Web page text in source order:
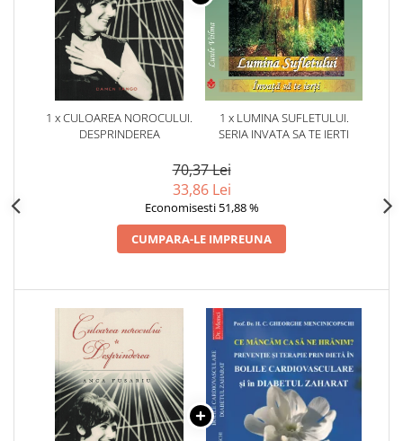
1 x CULOAREA NOROCULUI.
DESPRINDEREA
1 x LUMINA SUFLETULUI.
SERIA INVATA SA TE IERTI
70,37 Lei
33,86 Lei
Economisesti 51,88 %
CUMPARA-LE IMPREUNA